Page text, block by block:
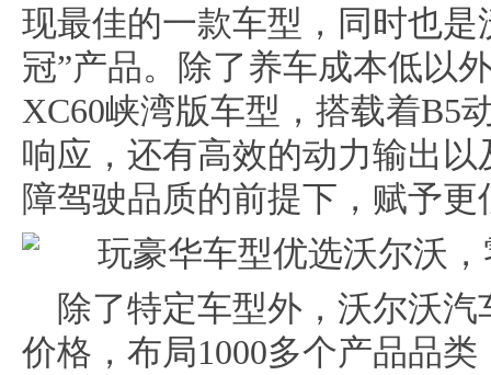
现最佳的一款车型，同时也
冠”产品。除了养车成本低以
XC60峡湾版车型，搭载着B5
响应，还有高效的动力输出
障驾驶品质的前提下，赋予
除了特定车型外，沃尔沃
价格，布局1000多个产品品